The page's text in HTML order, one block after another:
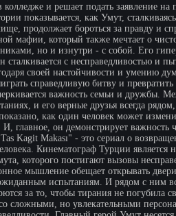
колледже и решает подать заявление
показывается, как Умут,
продолжает бороться за правду и
мафии, который также мечтает о
но и изнутри - с собой. Его
сталкивается с несправедливостью и
своей настойчивости и умению
справедливую битву и
важность семьи и дружбы.
и его верные друзья всегда
как один человек может
главное, он демонстрирует важность
Kagit Makası" - это сериал о
Кинематограф Турции
которого постигают вызовы
мышление обещает открывать
испытаниям. И рядом с ним
за то, чтобы тирания не погубила
сложными, но увлекательными